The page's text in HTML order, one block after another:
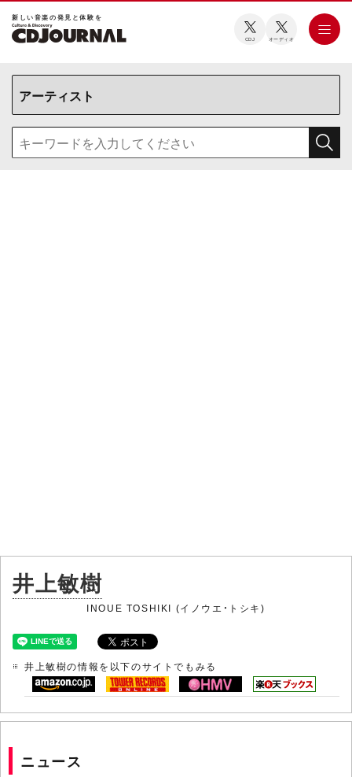
新しい⾳楽の発⾒と体験を
CDJ オーディオ
井上敏樹
INOUE TOSHIKI (イノウエ・トシキ)
井上敏樹の情報を以下のサイトでもみる
ニュース